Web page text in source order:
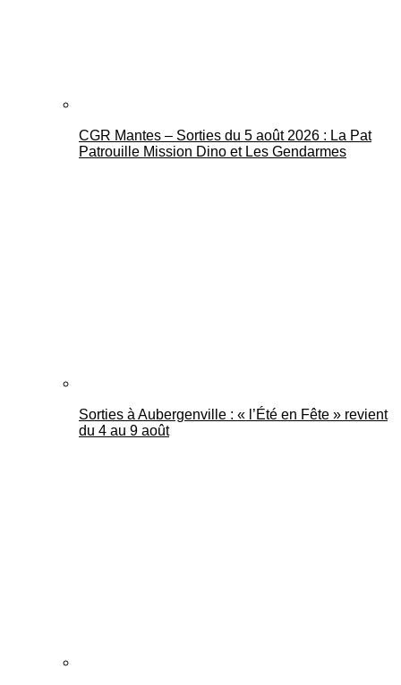
CGR Mantes – Sorties du 5 août 2026 : La Pat
Patrouille Mission Dino et Les Gendarmes
Sorties à Aubergenville : « l’Été en Fête » revient
du 4 au 9 août